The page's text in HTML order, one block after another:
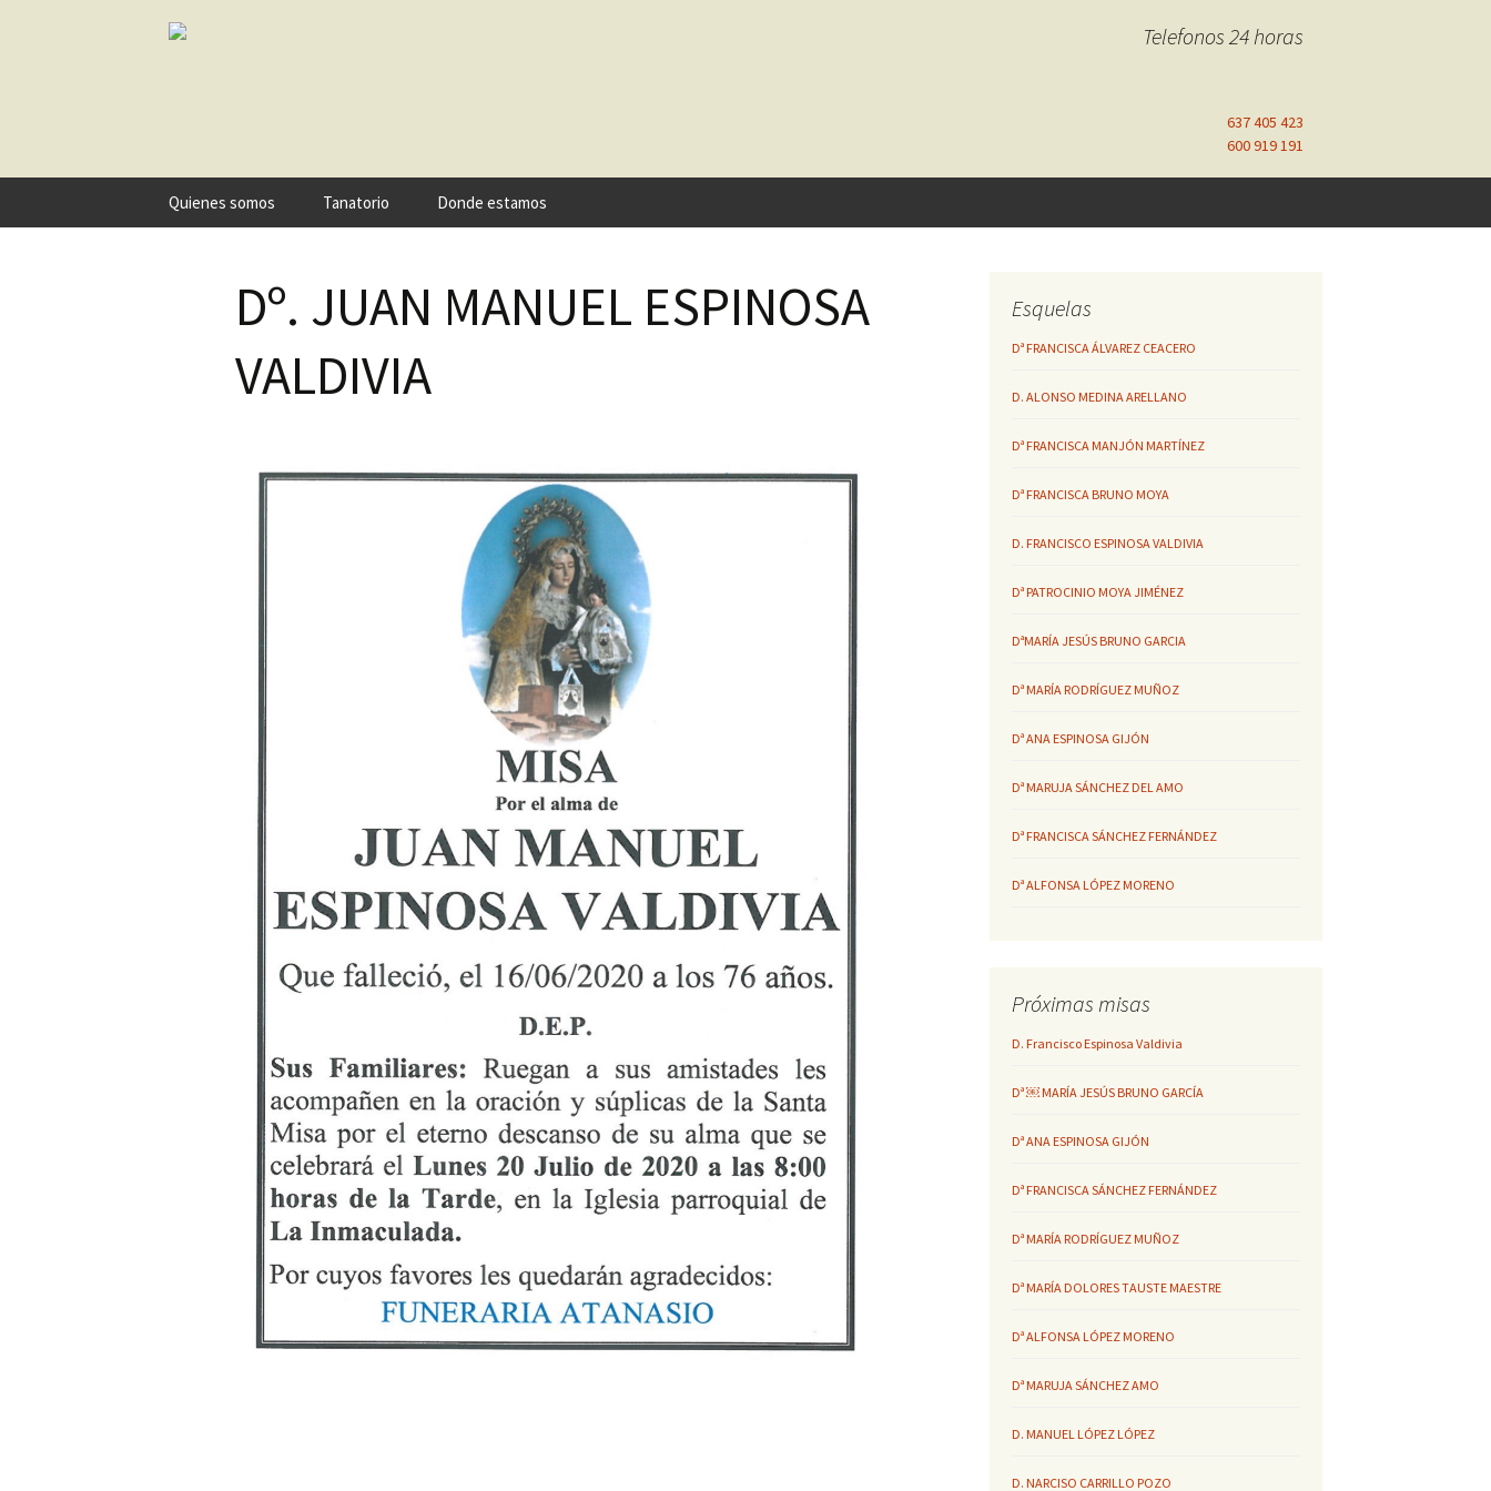
Telefonos 24 horas
637 405 423
600 919 191
Quienes somos Tanatorio Donde estamos
Dº. JUAN MANUEL ESPINOSA
VALDIVIA
Esquelas
Dª FRANCISCA ÁLVAREZ CEACERO
D. ALONSO MEDINA ARELLANO
Dª FRANCISCA MANJÓN MARTÍNEZ
Dª FRANCISCA BRUNO MOYA
D. FRANCISCO ESPINOSA VALDIVIA
Dª PATROCINIO MOYA JIMÉNEZ
DªMARÍA JESÚS BRUNO GARCIA
Dª MARÍA RODRÍGUEZ MUÑOZ
Dª ANA ESPINOSA GIJÓN
Dª MARUJA SÁNCHEZ DEL AMO
Dª FRANCISCA SÁNCHEZ FERNÁNDEZ
Dª ALFONSA LÓPEZ MORENO
Próximas misas
D. Francisco Espinosa Valdivia
Dª ￼ MARÍA JESÚS BRUNO GARCÍA
Dª ANA ESPINOSA GIJÓN
Dª FRANCISCA SÁNCHEZ FERNÁNDEZ
Dª MARÍA RODRÍGUEZ MUÑOZ
Dª MARÍA DOLORES TAUSTE MAESTRE
Dª ALFONSA LÓPEZ MORENO
Dª MARUJA SÁNCHEZ AMO
D. MANUEL LÓPEZ LÓPEZ
D. NARCISO CARRILLO POZO